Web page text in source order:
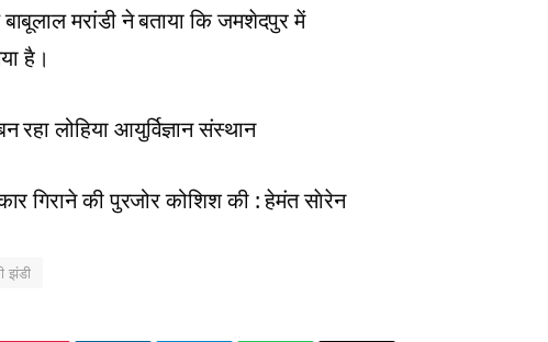
मरांडी ने बताया कि जमशेदपुर में
है।
रहा लोहिया आयुर्विज्ञान संस्थान
गिराने की पुरजोर कोशिश की : हेमंत साेरेन
झंडी